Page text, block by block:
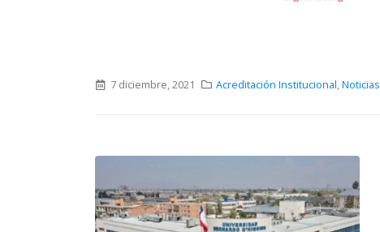
7 diciembre, 2021 Acreditación Institucional,Noticias